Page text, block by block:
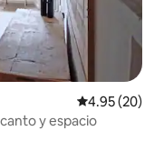
Calificación
4.95 (20)
y espacio